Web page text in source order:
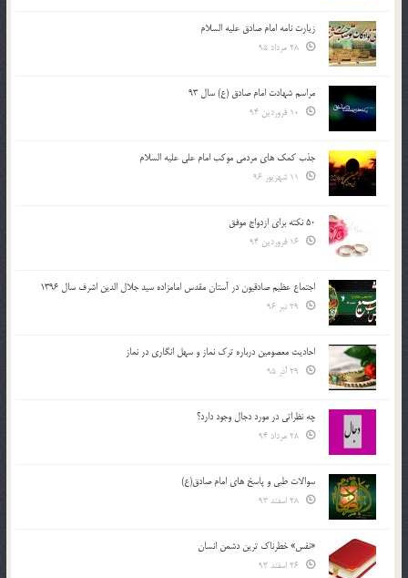
زیارت نامه امام صادق علیه السلام
مراسم شهادت امام صادق (ع) سال 93
جذب کمک های مردمی موکب امام علی علیه السلام
50 نکته برای ازدواج موفق
اجتماع عظیم صادقیون در آستان مقدس امامزاده سید جلال الدین اشرف سال 1396
احادیث معصومین درباره ترک نماز و سهل انگاری در نماز
چه نظراتی در مورد دجال وجود دارد؟
سوالات طبی و پاسخ های امام صادق(ع)
«نفس» خطرناک ترین دشمن انسان